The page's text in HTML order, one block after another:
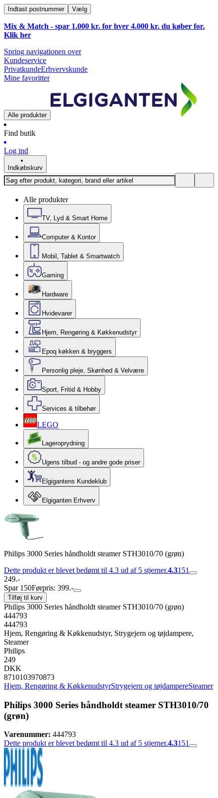
Indtast postnummer Vælg
Mix & Match - spar 1.000 kr. for hver 4.000 kr. du køber for.
Klik her
Spring navigationen over
Kundeservice
PrivatkundeErhvervskunde
Mine favoritter
Alle produkter
Find butik
Log ind
Indkøbskurv
Alle produkter
TV, Lyd & Smart Home
Computer & Kontor
Mobil, Tablet & Smartwatch
Gaming
Hardware
Hvidevarer
Hjem, Rengøring & Køkkenudstyr
Epoq køkken & bryggers
Personlig pleje, Skønhed & Velvære
Sport, Fritid & Hobby
Services & tilbehør
LEGO
Lageroprydning
Ugens tilbud - og andre gode priser
Elgigantens Kundeklub
Elgiganten Erhverv
Philips 3000 Series håndholdt steamer STH3010/70 (grøn)
Dette produkt er blevet bedømt til 4.3 ud af 5 stjerner.4.3151
249.-
Spar 150Førpris: 399.-
Tilføj til kurv
Philips 3000 Series håndholdt steamer STH3010/70 (grøn)
444793
444793
Hjem, Rengøring & Køkkenudstyr, Strygejern og tøjdampere,
Steamer
Philips
249
DKK
8710103970873
Hjem, Rengøring & KøkkenudstyrStrygejern og tøjdampereSteamer
Philips 3000 Series håndholdt steamer STH3010/70
(grøn)
Varenummer: 444793
Dette produkt er blevet bedømt til 4.3 ud af 5 stjerner.4.3151